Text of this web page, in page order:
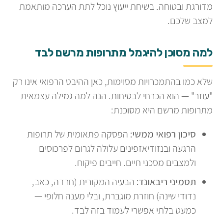
מדורגת ובטוחה. בשיחת ייעוץ נוכל לתת הערכה מותאמת
למצב שלכם.
למה מסוכן להיגמל מתרופות מרשם לבד
שלא כמו בהתמכרויות מסוימות, כאן ההיבט הרפואי אינו רק
"עוזר" — הוא הכרחי לבטיחות. הנה למה גמילה עצמאית
מתרופות מרשם היא מסוכנת:
סיכון רפואי ממשי: הפסקה פתאומית של תרופות
הרגעה ובנזודיאזפינים עלולה לגרום לפרכוסים
ולמצבים מסכני חיים. חייבים פיקוח.
תסמיני ריבאונד: הבעיה המקורית (חרדה, כאב,
נדודי שינה) חוזרת מוגברת, ובלי מענה חלופי —
כמעט בלתי אפשרי לעמוד בזה לבד.